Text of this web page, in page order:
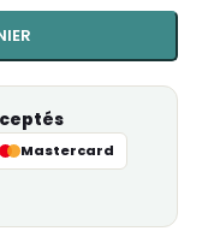
Mastercard